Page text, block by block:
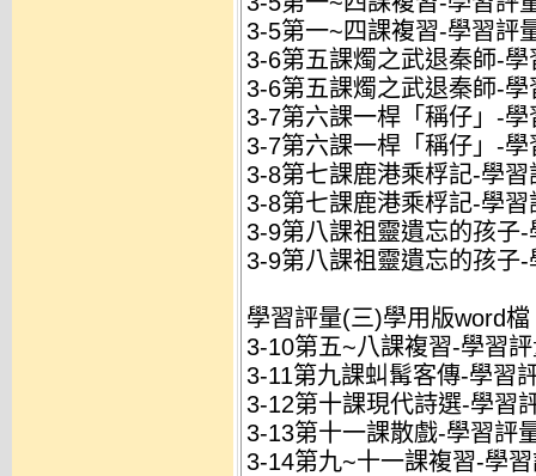
3-5第一~四課複習-學習評
3-6第五課燭之武退秦師-學
3-6第五課燭之武退秦師-
3-7第六課一桿「稱仔」-學
3-7第六課一桿「稱仔」-
3-8第七課鹿港乘桴記-學習
3-8第七課鹿港乘桴記-學
3-9第八課祖靈遺忘的孩子
3-9第八課祖靈遺忘的孩子
學習評量(三)學用版word檔
3-10第五~八課複習-學習
3-11第九課虯髯客傳-學習
3-12第十課現代詩選-學習
3-13第十一課散戲-學習評
3-14第九~十一課複習-學